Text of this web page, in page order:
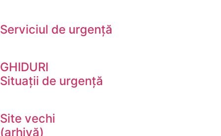
Serviciul de urgență
GHIDURI
Situații de urgență
Site vechi
(arhivă)